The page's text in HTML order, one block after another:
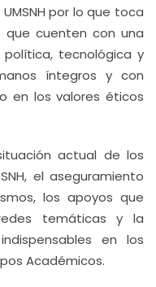
por lo que toca
cuenten con una
política, tecnológica y
íntegros y con
en los valores éticos
actual de los
el aseguramiento
los apoyos que
temáticas y la
en los
Académicos.